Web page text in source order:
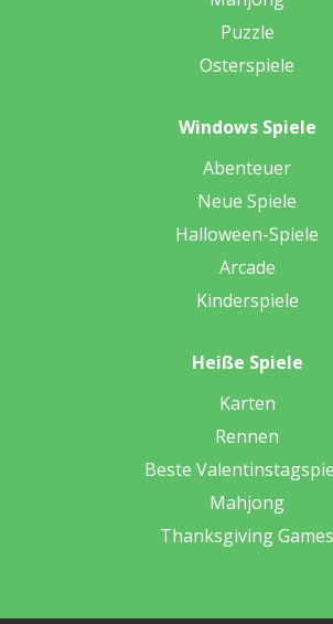
Puzzle
Osterspiele
Windows Spiele
Abenteuer
Neue Spiele
Halloween-Spiele
Arcade
Kinderspiele
Heiße Spiele
Karten
Rennen
Beste
Mahjong
Thanksgiving Games